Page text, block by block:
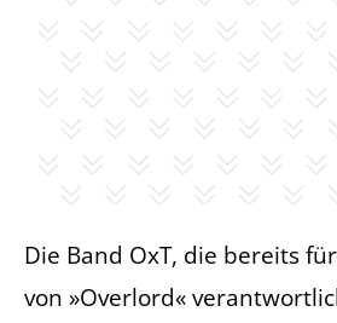
Die Band OxT, die bereits
von »Overlord«